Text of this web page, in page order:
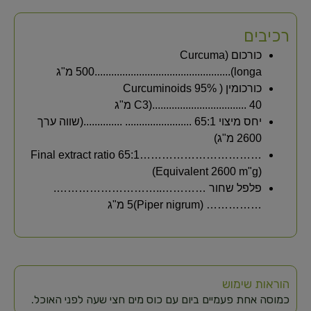
רכיבים
כורכום (Curcuma
longa).................................................500 מ"ג
כורכומין Curcuminoids 95% )
C3).................................. 40 מ"ג
יחס מיצוי 65:1 ........................ ..............(שווה ערך
2600 מ"ג)
Final extract ratio 65:1……………………………
(Equivalent 2600 m"g)
פלפל שחור …………..……………………….
…………… (Piper nigrum)5 מ"ג
הוראות שימוש
כמוסה אחת פעמיים ביום עם כוס מים חצי שעה לפני האוכל.